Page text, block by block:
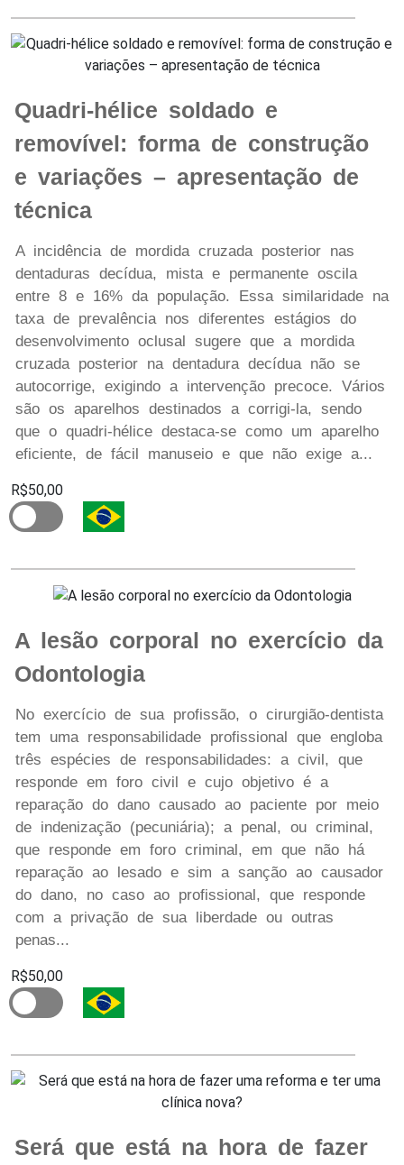
Quadri-hélice soldado e
removível: forma de construção
e variações – apresentação de
técnica
A incidência de mordida cruzada posterior nas
dentaduras decídua, mista e permanente oscila
entre 8 e 16% da população. Essa similaridade na
taxa de prevalência nos diferentes estágios do
desenvolvimento oclusal sugere que a mordida
cruzada posterior na dentadura decídua não se
autocorrige, exigindo a intervenção precoce. Vários
são os aparelhos destinados a corrigi-la, sendo
que o quadri-hélice destaca-se como um aparelho
eficiente, de fácil manuseio e que não exige a...
R$50,00
A lesão corporal no exercício da
Odontologia
No exercício de sua profissão, o cirurgião-dentista
tem uma responsabilidade profissional que engloba
três espécies de responsabilidades: a civil, que
responde em foro civil e cujo objetivo é a
reparação do dano causado ao paciente por meio
de indenização (pecuniária); a penal, ou criminal,
que responde em foro criminal, em que não há
reparação ao lesado e sim a sanção ao causador
do dano, no caso ao profissional, que responde
com a privação de sua liberdade ou outras
penas...
R$50,00
Será que está na hora de fazer